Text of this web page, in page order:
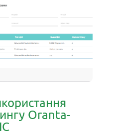
Oranta-